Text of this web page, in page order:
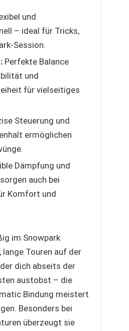
und
– ideal für Tricks,
Session.
Perfekte Balance
und
für vielseitiges
Steuerung und
ermöglichen
Dämpfung und
auch bei
Komfort und
im Snowpark
Touren auf der
dich abseits der
austobst – die
Bindung meistert
Besonders bei
überzeugt sie